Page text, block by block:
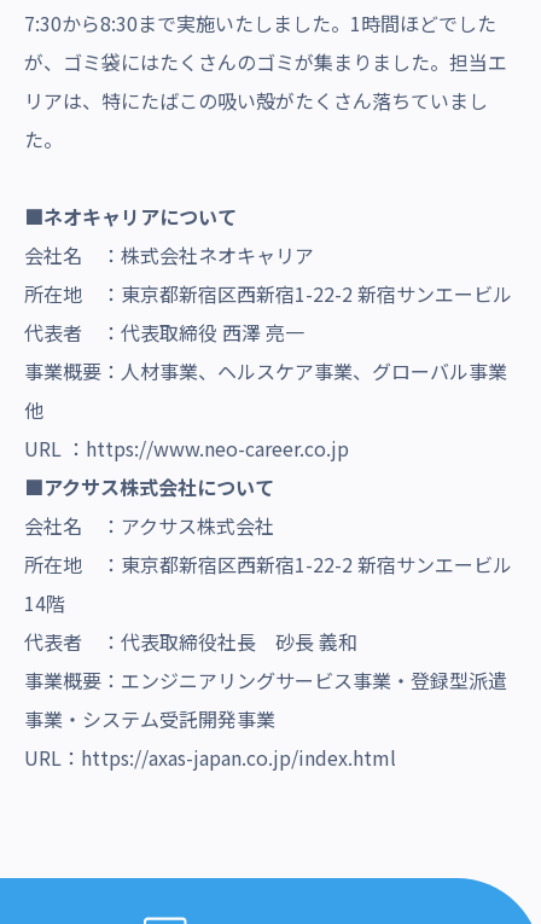
7:30から8:30まで実施いたしました。1時間ほどでした
が、ゴミ袋にはたくさんのゴミが集まりました。担当エ
リアは、特にたばこの吸い殻がたくさん落ちていまし
た。
■ネオキャリアについて
会社名 ：株式会社ネオキャリア
所在地 ：東京都新宿区西新宿1-22-2 新宿サンエービル
代表者 ：代表取締役 西澤 亮一
事業概要：人材事業、ヘルスケア事業、グローバル事業
他
URL ： https://www.neo-career.co.jp
■アクサス株式会社について
会社名 ：アクサス株式会社
所在地 ：東京都新宿区西新宿1-22-2 新宿サンエービル
14階
代表者 ：代表取締役社長 砂長 義和
事業概要：エンジニアリングサービス事業・登録型派遣
事業・システム受託開発事業
URL： https://axas-japan.co.jp/index.html